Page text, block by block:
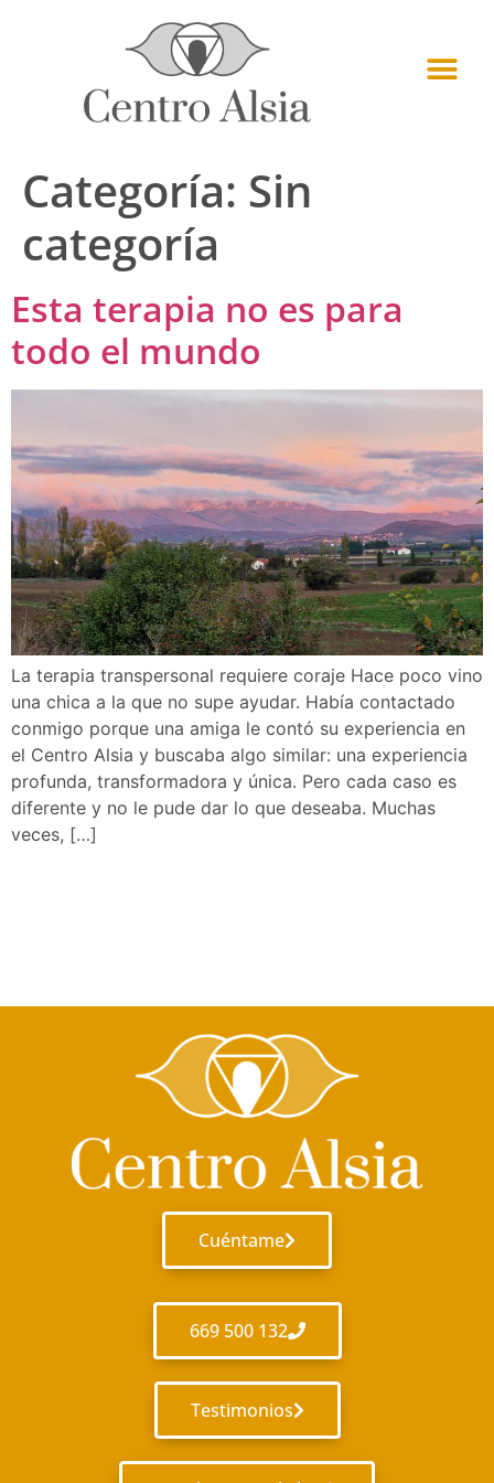
Categoría: Sin
categoría
Esta terapia no es para
todo el mundo
La terapia transpersonal requiere coraje Hace poco vino
una chica a la que no supe ayudar. Había contactado
conmigo porque una amiga le contó su experiencia en
el Centro Alsia y buscaba algo similar: una experiencia
profunda, transformadora y única. Pero cada caso es
diferente y no le pude dar lo que deseaba. Muchas
veces, […]
Cuéntame
669 500 132
Testimonios